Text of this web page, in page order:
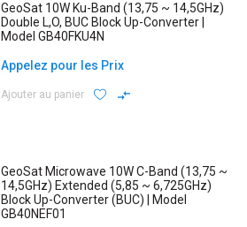
GeoSat 10W Ku-Band (13,75 ~ 14,5GHz)
Double L,O, BUC Block Up-Converter |
Model GB40FKU4N
Appelez pour les Prix
Ajouter au panier
GeoSat Microwave 10W C-Band (13,75 ~
14,5GHz) Extended (5,85 ~ 6,725GHz)
Block Up-Converter (BUC) | Model
GB40NEF01